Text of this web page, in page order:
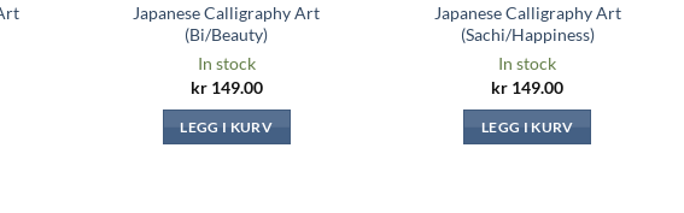
Japanese Calligraphy Art
(Bi/Beauty)
In stock
kr149.00
LEGG I KURV
Japanese Calligraphy Art
(Sachi/Happiness)
In stock
kr 149.00
LEGG I KURV